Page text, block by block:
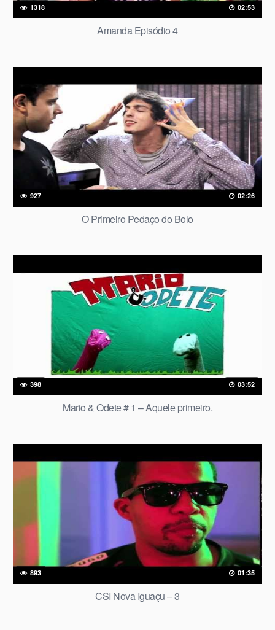
1318 02:53
Amanda Episódio 4
927 02:26
O Primeiro Pedaço do Bolo
398 03:52
Mario & Odete # 1 – Aquele primeiro.
893 01:35
CSI Nova Iguaçu – 3